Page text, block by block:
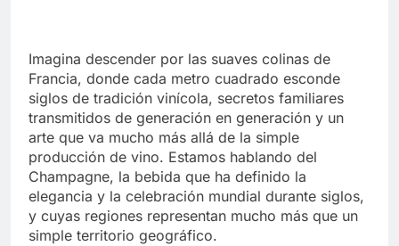
Imagina descender por las suaves colinas de
Francia, donde cada metro cuadrado esconde
siglos de tradición vinícola, secretos familiares
transmitidos de generación en generación y un
arte que va mucho más allá de la simple
producción de vino. Estamos hablando del
Champagne, la bebida que ha definido la
elegancia y la celebración mundial durante siglos,
y cuyas regiones representan mucho más que un
simple territorio geográfico.